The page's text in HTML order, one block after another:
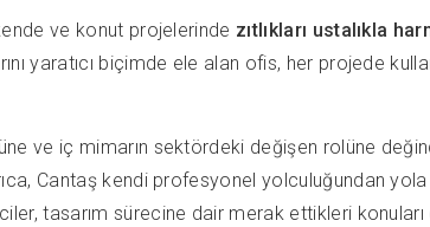
ve konut projelerinde zıtlıkları ustalıkla
yaratıcı biçimde ele alan ofis, her projede
ve iç mimarın sektördeki değişen rolüne
Cantaş kendi profesyonel yolculuğundan
tasarım sürecine dair merak ettikleri